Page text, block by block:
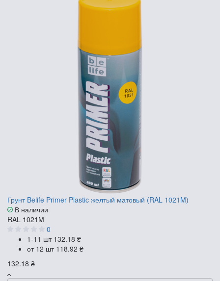
Грунт Belife Primer Plastic желтый матовый (RAL 1021M)
В наличии
RAL 1021M
0
1-11 шт 132.18 ₴
от 12 шт 118.92 ₴
132.18 ₴